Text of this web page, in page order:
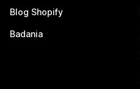
Blog Shopify
Badania